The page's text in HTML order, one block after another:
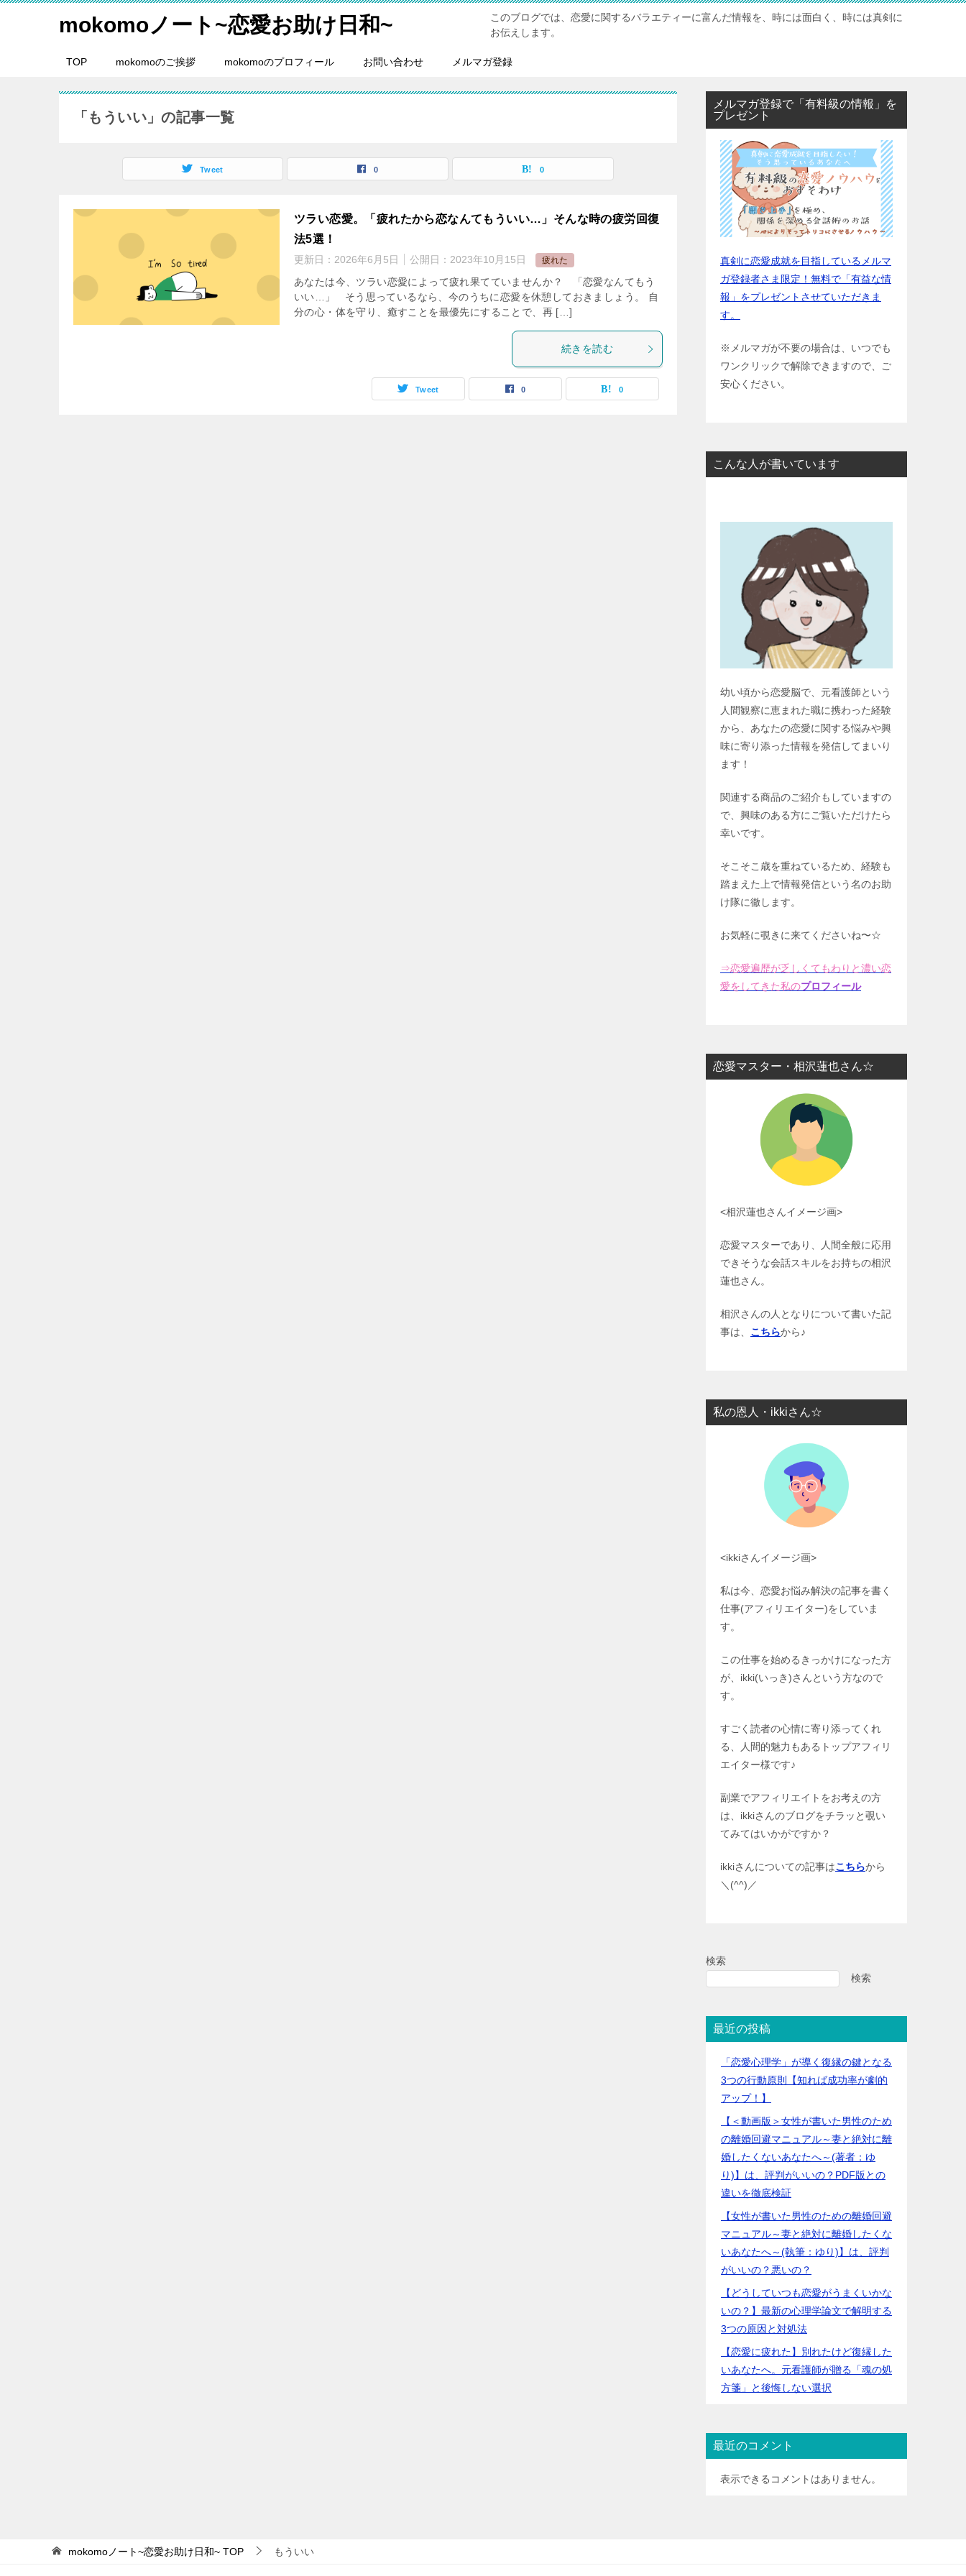
mokomoノート~恋愛お助け日和~
このブログでは、恋愛に関するバラエティーに富んだ情報を、時には面白く、時には真剣に
お伝えします。
TOP mokomoのご挨拶 mokomoのプロフィール お問い合わせ メルマガ登録
「もういい」の記事一覧
Tweet 0 0
ツラい恋愛。「疲れたから恋なんてもういい…」そんな時の疲労回復
法5選！
更新日： 2026年6月5日 公開日： 2023年10月15日 疲れた
あなたは今、ツラい恋愛によって疲れ果てていませんか？ 「恋愛なんてもう
いい…」 そう思っているなら、今のうちに恋愛を休憩しておきましょう。 自
分の心・体を守り、癒すことを最優先にすることで、再 […]
続きを読む
Tweet 0 0
メルマガ登録で「有料級の情報」を
プレゼント
真剣に恋愛成就を目指しているメルマ
ガ登録者さま限定！無料で「有益な情
報」をプレゼントさせていただきま
す。
※メルマガが不要の場合は、いつでも
ワンクリックで解除できますので、ご
安心ください。
こんな人が書いています
幼い頃から恋愛脳で、元看護師という
人間観察に恵まれた職に携わった経験
から、あなたの恋愛に関する悩みや興
味に寄り添った情報を発信してまいり
ます！
関連する商品のご紹介もしていますの
で、興味のある方にご覧いただけたら
幸いです。
そこそこ歳を重ねているため、経験も
踏まえた上で情報発信という名のお助
け隊に徹します。
お気軽に覗きに来てくださいね〜☆
⇒恋愛遍歴が乏しくてもわりと濃い恋
愛をしてきた私のプロフィール
恋愛マスター・相沢蓮也さん☆
<相沢蓮也さんイメージ画>
恋愛マスターであり、人間全般に応用
できそうな会話スキルをお持ちの相沢
蓮也さん。
相沢さんの人となりについて書いた記
事は、 こちらから♪
私の恩人・ikkiさん☆
<ikkiさんイメージ画>
私は今、恋愛お悩み解決の記事を書く
仕事(アフィリエイター)をしていま
す。
この仕事を始めるきっかけになった方
が、ikki(いっき)さんという方なので
す。
すごく読者の心情に寄り添ってくれ
る、人間的魅力もあるトップアフィリ
エイター様です♪
副業でアフィリエイトをお考えの方
は、ikkiさんのブログをチラッと覗い
てみてはいかがですか？
ikkiさんについての記事はこちらから
＼(^^)／
検索
検索
最近の投稿
「恋愛心理学」が導く復縁の鍵となる
3つの行動原則【知れば成功率が劇的
アップ！】
【＜動画版＞女性が書いた男性のため
の離婚回避マニュアル～妻と絶対に離
婚したくないあなたへ～(著者：ゆ
り)】は、評判がいいの？PDF版との
違いを徹底検証
【女性が書いた男性のための離婚回避
マニュアル～妻と絶対に離婚したくな
いあなたへ～(執筆：ゆり)】は、評判
がいいの？悪いの？
【どうしていつも恋愛がうまくいかな
いの？】最新の心理学論文で解明する
3つの原因と対処法
【恋愛に疲れた】別れたけど復縁した
いあなたへ。元看護師が贈る「魂の処
方箋」と後悔しない選択
最近のコメント
表示できるコメントはありません。
mokomoノート~恋愛お助け日和~ TOP もういい